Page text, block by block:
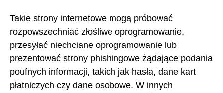
Takie strony internetowe mogą próbować
rozpowszechniać złośliwe oprogramowanie,
przesyłać niechciane oprogramowanie lub
prezentować strony phishingowe żądające podania
poufnych informacji, takich jak hasła, dane kart
płatniczych czy dane osobowe. W innych